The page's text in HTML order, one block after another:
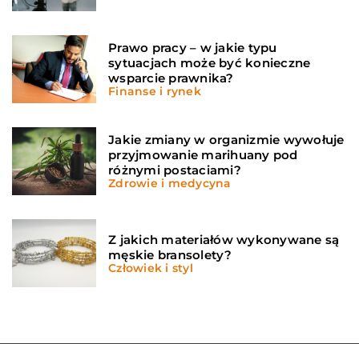
Prawo pracy – w jakie typu
sytuacjach może być konieczne
wsparcie prawnika?
Finanse i rynek
Jakie zmiany w organizmie wywołuje
przyjmowanie marihuany pod
różnymi postaciami?
Zdrowie i medycyna
Z jakich materiałów wykonywane są
męskie bransolety?
Człowiek i styl